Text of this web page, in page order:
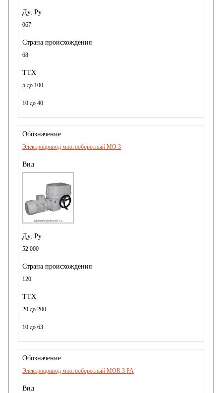
067
68
5 до 100
10 до 40
Электропривод многооборотный MO 3
52 000
120
20 до 200
10 до 63
Электропривод многооборотный MOR 3 PA